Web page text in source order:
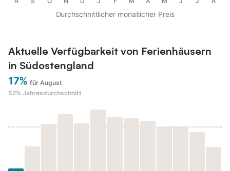
Durchschnittlicher monatlicher Preis
Aktuelle Verfügbarkeit von Ferienhäusern
in Südostengland
17% für August
52% Jahresdurchschnitt